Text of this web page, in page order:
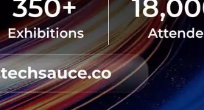
นายอนุทิน ชาญวีรกูล นายกรัฐมนตรีและรัฐมนตรีว่าการ
กระทรวงมหาดไทย กล่าวปาฐกถาพิเศษในหัวข้อ “ฝ่าวิกฤติ
รับมือระเบียบโลกใหม่” ในงาน The INTANIA Forum...
สิงหาคม 6, 2026 | ByTechsauce Team
0
News ประเทศไทย เศรษฐกิจไทย